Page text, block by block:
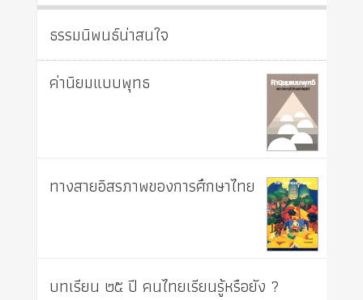
ธรรมนิพนธ์น่าสนใจ
ค่านิยมแบบพุทธ
ทางสายอิสรภาพของการศึกษาไทย
บทเรียน ๒๕ ปี คนไทยเรียนรู้หรือยัง ?